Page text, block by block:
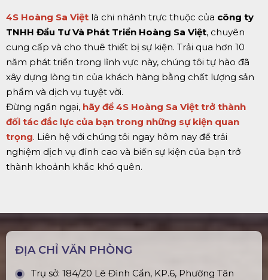
4S Hoàng Sa Việt là chi nhánh trực thuộc của công ty
TNHH Đầu Tư Và Phát Triển Hoàng Sa Việt, chuyên
cung cấp và cho thuê thiết bị sự kiện. Trải qua hơn 10
năm phát triển trong lĩnh vực này, chúng tôi tự hào đã
xây dựng lòng tin của khách hàng bằng chất lượng sản
phẩm và dịch vụ tuyệt vời.
Đừng ngần ngại, hãy để 4S Hoàng Sa Việt trở thành
đối tác đắc lực của bạn trong những sự kiện quan
trọng. Liên hệ với chúng tôi ngay hôm nay để trải
nghiệm dịch vụ đỉnh cao và biến sự kiện của bạn trở
thành khoảnh khắc khó quên.
ĐỊA CHỈ VĂN PHÒNG
Trụ sở: 184/20 Lê Đình Cẩn, KP.6, Phường Tân